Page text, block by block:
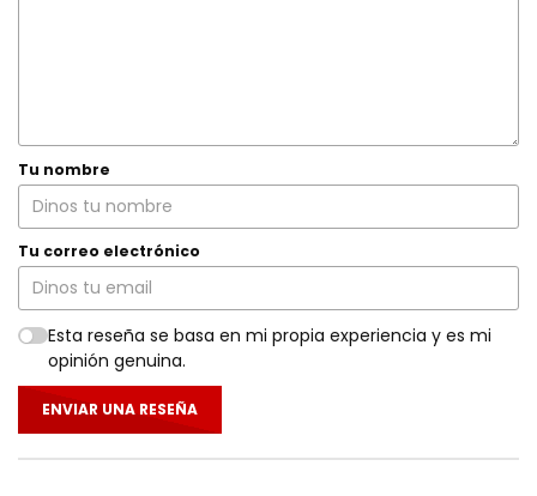
Tu nombre
Tu correo electrónico
Esta reseña se basa en mi propia experiencia y es mi
opinión genuina.
ENVIAR UNA RESEÑA